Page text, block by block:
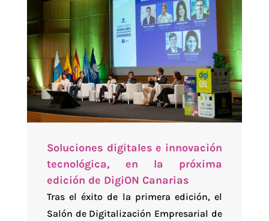
Soluciones digitales e innovación
tecnológica, en la próxima
edición de DigiON Canarias
Tras el éxito de la primera edición, el
Salón de Digitalización Empresarial de